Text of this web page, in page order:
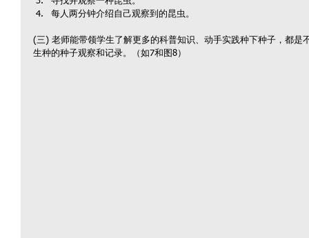
每人两分钟介绍自己观察到的昆虫。
(三) 老师能带领学生了解更多的科普知识、动手实践种下种子，都是
生种的种子观察和记录。（如7和图8）